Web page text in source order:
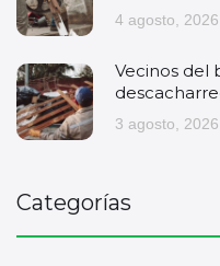
4 agosto, 2026
Vecinos del
3 agosto, 2026
Categorías